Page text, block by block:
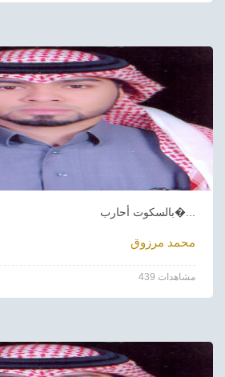
بالسكوت أحارب�...
محمد مرزوق
439 مشاهدات